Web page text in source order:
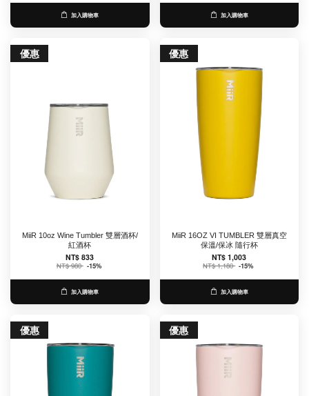
加入購物車 加入購物車
優惠
MiiR 10oz Wine Tumbler 雙層酒杯/
紅酒杯
NT$ 833
NT$ 980 -15%
加入購物車
優惠
MiiR 16OZ VI TUMBLER 雙層真空
保溫/保冰 隨行杯
NT$ 1,003
NT$ 1,180 -15%
加入購物車
優惠 優惠